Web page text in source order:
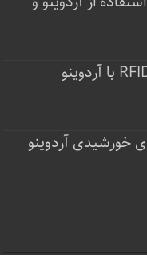
خورشیدی آردوینو